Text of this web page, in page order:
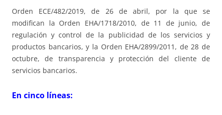
Orden ECE/482/2019, de 26 de abril, por la que se
modifican la Orden EHA/1718/2010, de 11 de junio, de
regulación y control de la publicidad de los servicios y
productos bancarios, y la Orden EHA/2899/2011, de 28 de
octubre, de transparencia y protección del cliente de
servicios bancarios.
En cinco líneas: